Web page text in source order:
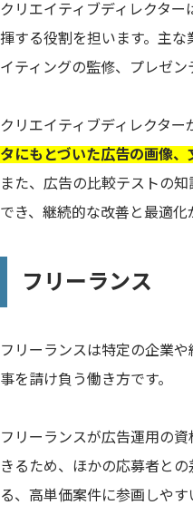
クリエイティブディレクタ
揮する役割を担います。主
イティングの監修、プレゼン
クリエイティブディレクタ
タにもとづいた広告の画像
また、広告の比較テストの
でき、継続的な改善と最適化
フリーランス
フリーランスは特定の企業
事を請け負う働き方です。
フリーランスが広告運用の
きるため、ほかの応募者と
る、高単価案件に参画しやす